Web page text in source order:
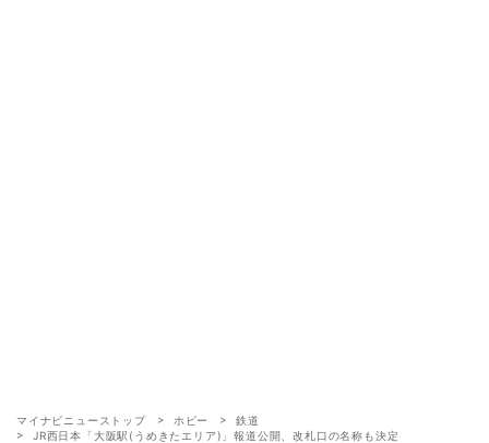
マイナビニューストップ ホビー
鉄道
JR西日本「大阪駅(うめきたエリア)」報道公開、改札口の名称も決定